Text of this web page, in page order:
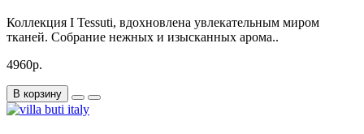
Коллекция I Tessuti, вдохновлена увлекательным миром
тканей. Собрание нежных и изысканных арома..
4960р.
В корзину